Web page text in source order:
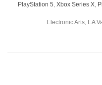
PlayStation 5 Xbox Series X,